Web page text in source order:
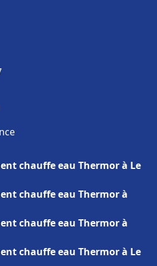
chauffe eau Thermor à Le
chauffe eau Thermor à
chauffe eau Thermor à
chauffe eau Thermor à Le